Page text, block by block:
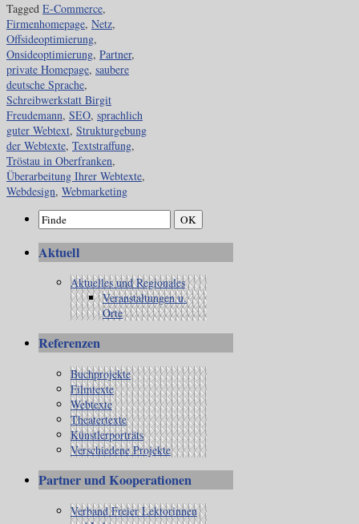
Tagged E-Commerce,
Firmenhomepage, Netz,
Offsideoptimierung,
Onsideoptimierung, Partner,
private Homepage, saubere
deutsche Sprache,
Schreibwerkstatt Birgit
Freudemann, SEO, sprachlich
guter Webtext, Strukturgebung
der Webtexte, Textstraffung,
Tröstau in Oberfranken,
Überarbeitung Ihrer Webtexte,
Webdesign, Webmarketing
Aktuell
Aktuelles und Regionales
Veranstaltungen u.
Orte
Referenzen
Buchprojekte
Filmtexte
Webtexte
Theatertexte
Künstlerporträts
Verschiedene Projekte
Partner und Kooperationen
Verband Freier Lektorinnen